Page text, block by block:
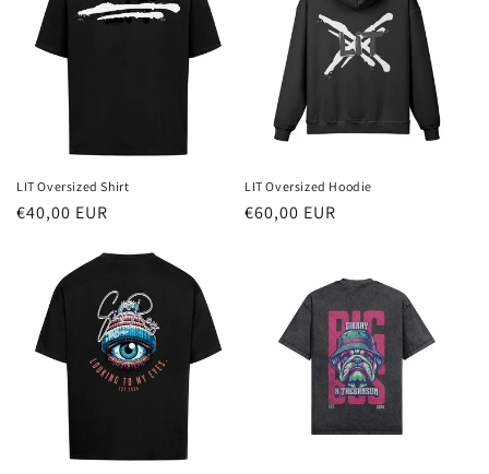
LIT Oversized Shirt
Normaler
€40,00 EUR
LIT Oversized Hoodie
Normaler
€60,00 EUR